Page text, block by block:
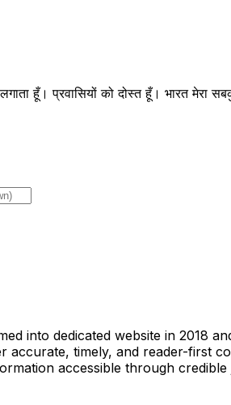
लगाता हूँ। प्रवासियों को दोस्त हूँ।
into dedicated website in 2018
accurate, timely, and reader-first
accessible through